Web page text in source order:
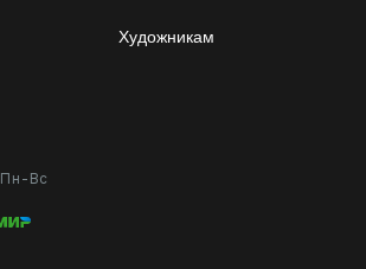
Пн-Вс
Художникам